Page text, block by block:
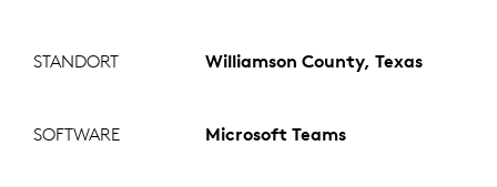
STANDORT Williamson County, Texas
SOFTWARE Microsoft Teams